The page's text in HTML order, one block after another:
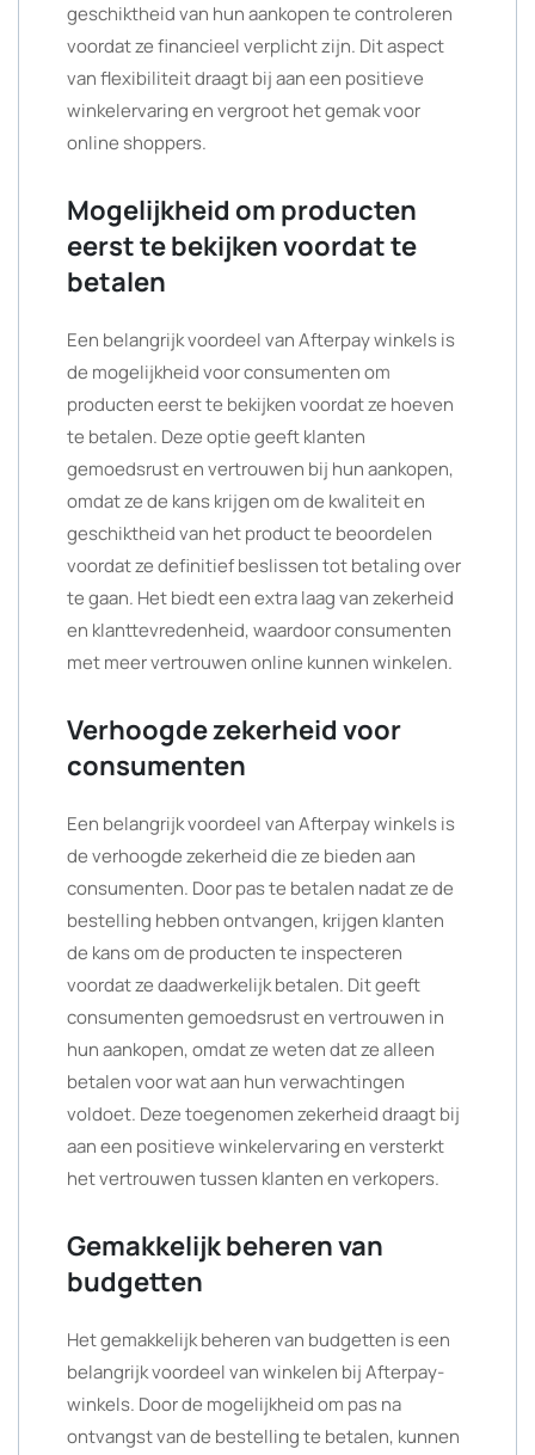
geschiktheid van hun aankopen te controleren
voordat ze financieel verplicht zijn. Dit aspect
van flexibiliteit draagt bij aan een positieve
winkelervaring en vergroot het gemak voor
online shoppers.
Mogelijkheid om producten
eerst te bekijken voordat te
betalen
Een belangrijk voordeel van Afterpay winkels is
de mogelijkheid voor consumenten om
producten eerst te bekijken voordat ze hoeven
te betalen. Deze optie geeft klanten
gemoedsrust en vertrouwen bij hun aankopen,
omdat ze de kans krijgen om de kwaliteit en
geschiktheid van het product te beoordelen
voordat ze definitief beslissen tot betaling over
te gaan. Het biedt een extra laag van zekerheid
en klanttevredenheid, waardoor consumenten
met meer vertrouwen online kunnen winkelen.
Verhoogde zekerheid voor
consumenten
Een belangrijk voordeel van Afterpay winkels is
de verhoogde zekerheid die ze bieden aan
consumenten. Door pas te betalen nadat ze de
bestelling hebben ontvangen, krijgen klanten
de kans om de producten te inspecteren
voordat ze daadwerkelijk betalen. Dit geeft
consumenten gemoedsrust en vertrouwen in
hun aankopen, omdat ze weten dat ze alleen
betalen voor wat aan hun verwachtingen
voldoet. Deze toegenomen zekerheid draagt bij
aan een positieve winkelervaring en versterkt
het vertrouwen tussen klanten en verkopers.
Gemakkelijk beheren van
budgetten
Het gemakkelijk beheren van budgetten is een
belangrijk voordeel van winkelen bij Afterpay-
winkels. Door de mogelijkheid om pas na
ontvangst van de bestelling te betalen, kunnen